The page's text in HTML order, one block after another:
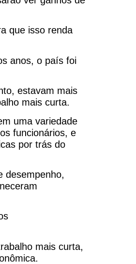
que isso renda
anos, o país foi
estavam mais
mais curta.
uma variedade
funcionários, e
por trás do
desempenho,
mais curta,